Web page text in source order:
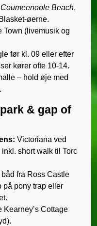
Coumeenoole Beach,
øerne.
Town (livemusik og
før kl. 09 eller efter
kører ofte 10-14.
– hold øje med
& gap of
Victoriana ved
short walk til Torc
fra Ross Castle
på pony trap eller
Kearney’s Cottage